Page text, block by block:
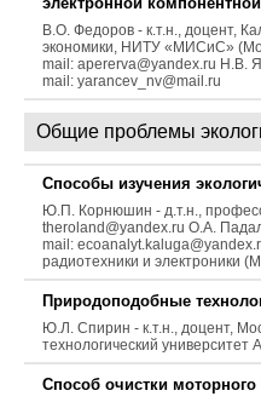
В.О. Федоров - к.т.н., доцент,
экономики, НИТУ «МИСиС»
mail: apererva@yandex.ru Н.В.
mail: yarancev_nv@mail.ru
Общие проблемы
Способы изучения
Ю.П. Корнюшин - д.т.н.,
theroland@yandex.ru О.А.
mail:
радиотехники и электроники
Природоподобные
Ю.Л. Спирин - к.т.н., доцент,
технологический университет
Способ очистки